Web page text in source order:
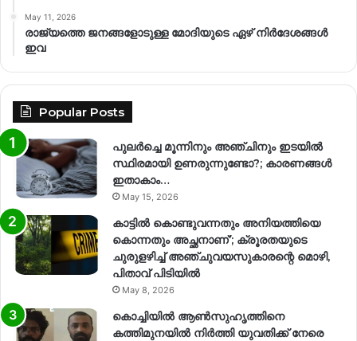
May 11, 2026
രാജ്യത്തെ ജനങ്ങളോടുള്ള മോദിയുടെ ഏഴ് നിര്‍ദേശങ്ങള്‍
ഇവ
Popular Posts
പുലർച്ചെ മൂന്നിനും അഞ്ചിനും ഇടയിൽ
സ്ഥിരമായി ഉണരുന്നുണ്ടോ?; കാരണങ്ങള്‍
ഇതാകാം…
May 15, 2026
കാട്ടിൽ കൊണ്ടുവന്നതും അനിയത്തിയെ
കൊന്നതും അച്ഛനാണ്’; ക്രൂരതയുടെ
ചുരുളഴിച്ച് അഞ്ചുവയസുകാരന്റെ മൊഴി,
പിതാവ് പിടിയിൽ
May 8, 2026
കൊച്ചിയിൽ ആൺസുഹൃത്തിനെ
കത്തിമുനയിൽ നിർത്തി യുവതിക്ക് നേരെ